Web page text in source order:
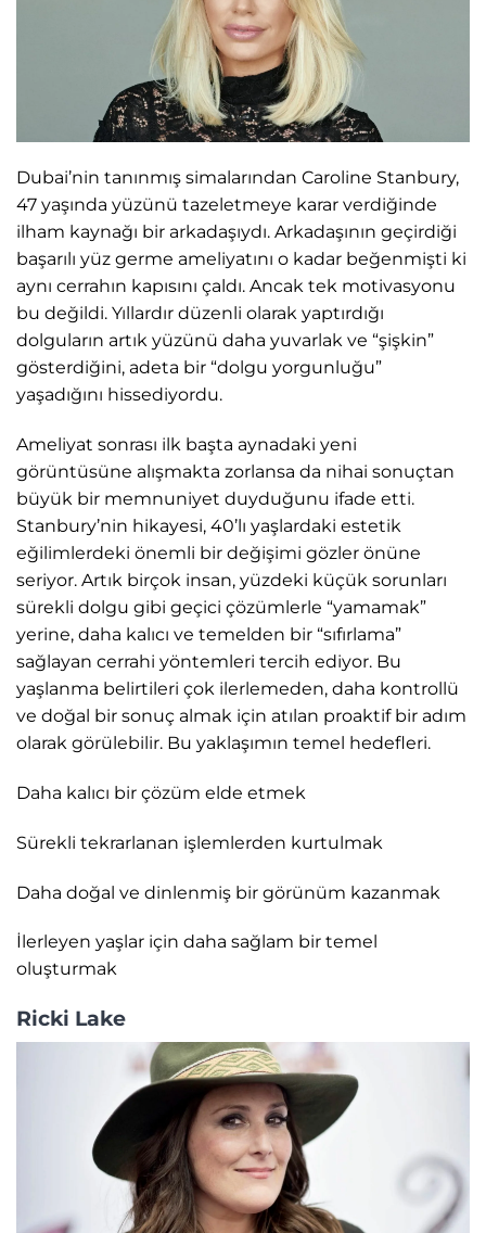
Dubai’nin tanınmış simalarından Caroline Stanbury,
47 yaşında yüzünü tazeletmeye karar verdiğinde
ilham kaynağı bir arkadaşıydı. Arkadaşının geçirdiği
başarılı yüz germe ameliyatını o kadar beğenmişti ki
aynı cerrahın kapısını çaldı. Ancak tek motivasyonu
bu değildi. Yıllardır düzenli olarak yaptırdığı
dolguların artık yüzünü daha yuvarlak ve “şişkin”
gösterdiğini, adeta bir “dolgu yorgunluğu”
yaşadığını hissediyordu.
Ameliyat sonrası ilk başta aynadaki yeni
görüntüsüne alışmakta zorlansa da nihai sonuçtan
büyük bir memnuniyet duyduğunu ifade etti.
Stanbury’nin hikayesi, 40’lı yaşlardaki estetik
eğilimlerdeki önemli bir değişimi gözler önüne
seriyor. Artık birçok insan, yüzdeki küçük sorunları
sürekli dolgu gibi geçici çözümlerle “yamamak”
yerine, daha kalıcı ve temelden bir “sıfırlama”
sağlayan cerrahi yöntemleri tercih ediyor. Bu
yaşlanma belirtileri çok ilerlemeden, daha kontrollü
ve doğal bir sonuç almak için atılan proaktif bir adım
olarak görülebilir. Bu yaklaşımın temel hedefleri.
Daha kalıcı bir çözüm elde etmek
Sürekli tekrarlanan işlemlerden kurtulmak
Daha doğal ve dinlenmiş bir görünüm kazanmak
İlerleyen yaşlar için daha sağlam bir temel
oluşturmak
Ricki Lake